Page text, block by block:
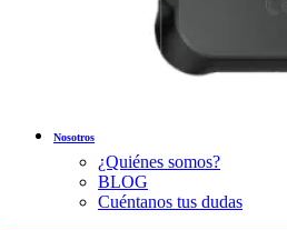
Nosotros
¿Quiénes somos?
BLOG
Cuéntanos tus dudas